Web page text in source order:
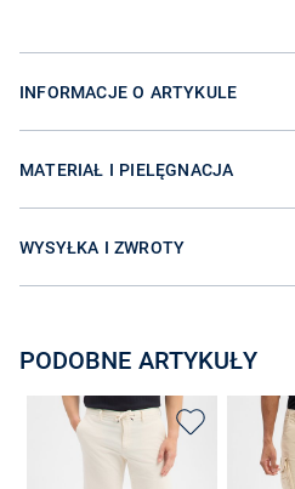
INFORMACJE O ARTYKULE
MATERIAŁ I PIELĘGNACJA
WYSYŁKA I ZWROTY
PODOBNE ARTYKUŁY